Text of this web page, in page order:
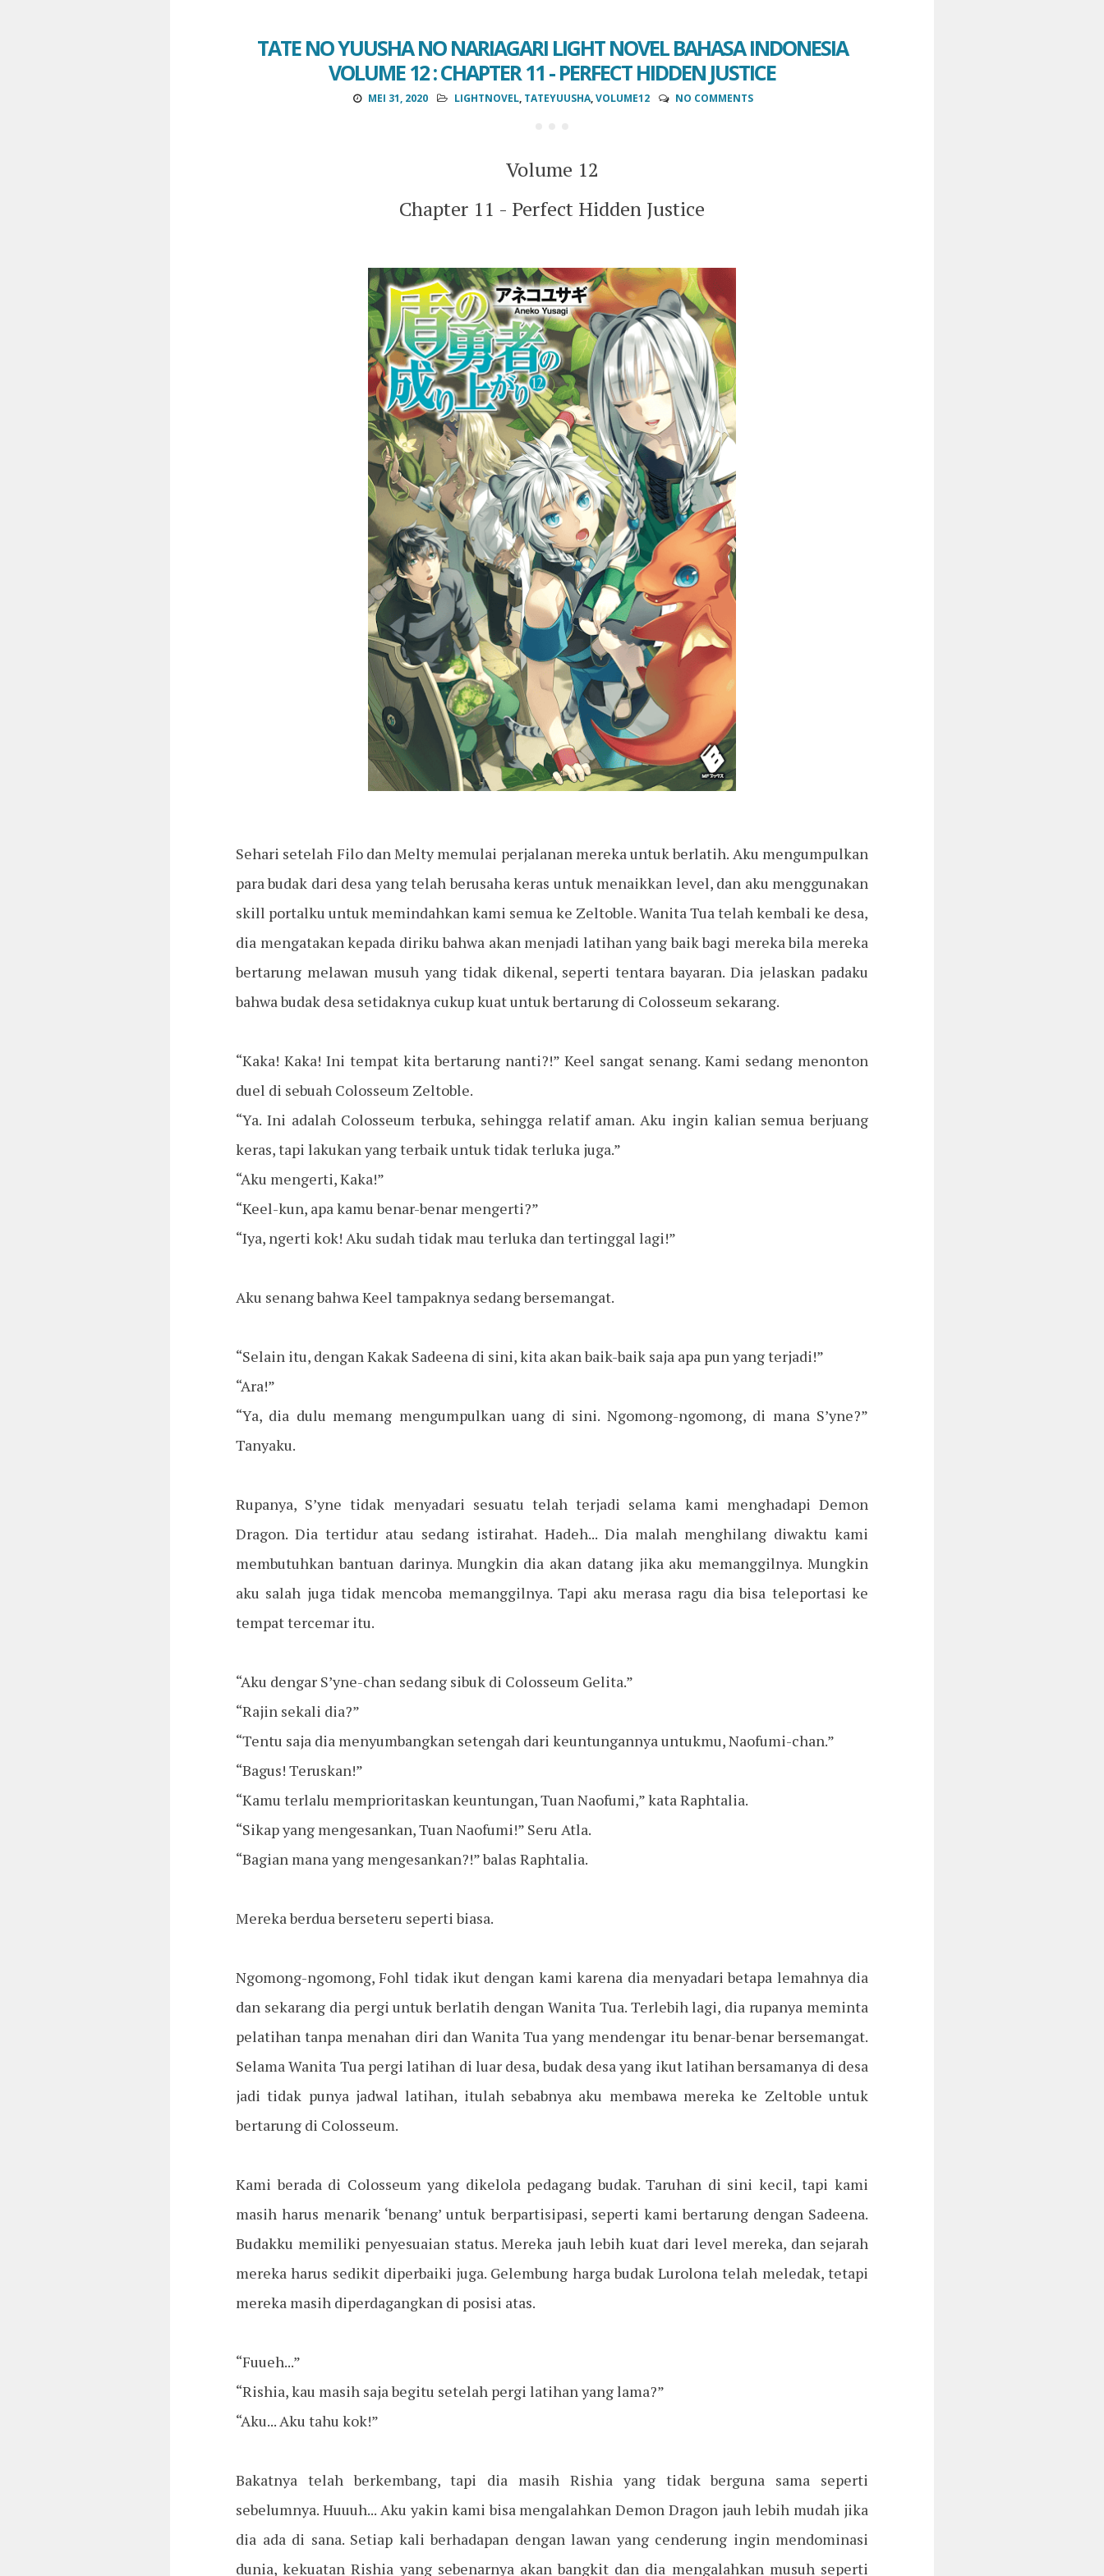
TATE NO YUUSHA NO NARIAGARI LIGHT NOVEL BAHASA INDONESIA
VOLUME 12 : CHAPTER 11 - PERFECT HIDDEN JUSTICE
MEI 31, 2020 LIGHTNOVEL, TATEYUUSHA,VOLUME12 NO COMMENTS
Volume 12
Chapter 11 - Perfect Hidden Justice
Sehari setelah Filo dan Melty memulai perjalanan mereka untuk berlatih. Aku mengumpulkan
para budak dari desa yang telah berusaha keras untuk menaikkan level, dan aku menggunakan
skill portalku untuk memindahkan kami semua ke Zeltoble. Wanita Tua telah kembali ke desa,
dia mengatakan kepada diriku bahwa akan menjadi latihan yang baik bagi mereka bila mereka
bertarung melawan musuh yang tidak dikenal, seperti tentara bayaran. Dia jelaskan padaku
bahwa budak desa setidaknya cukup kuat untuk bertarung di Colosseum sekarang.
“Kaka! Kaka! Ini tempat kita bertarung nanti?!” Keel sangat senang. Kami sedang menonton
duel di sebuah Colosseum Zeltoble.
“Ya. Ini adalah Colosseum terbuka, sehingga relatif aman. Aku ingin kalian semua berjuang
keras, tapi lakukan yang terbaik untuk tidak terluka juga.”
“Aku mengerti, Kaka!”
“Keel-kun, apa kamu benar-benar mengerti?”
“Iya, ngerti kok! Aku sudah tidak mau terluka dan tertinggal lagi!”
Aku senang bahwa Keel tampaknya sedang bersemangat.
“Selain itu, dengan Kakak Sadeena di sini, kita akan baik-baik saja apa pun yang terjadi!”
“Ara!”
“Ya, dia dulu memang mengumpulkan uang di sini. Ngomong-ngomong, di mana S’yne?”
Tanyaku.
Rupanya, S’yne tidak menyadari sesuatu telah terjadi selama kami menghadapi Demon
Dragon. Dia tertidur atau sedang istirahat. Hadeh... Dia malah menghilang diwaktu kami
membutuhkan bantuan darinya. Mungkin dia akan datang jika aku memanggilnya. Mungkin
aku salah juga tidak mencoba memanggilnya. Tapi aku merasa ragu dia bisa teleportasi ke
tempat tercemar itu.
“Aku dengar S’yne-chan sedang sibuk di Colosseum Gelita.”
“Rajin sekali dia?”
“Tentu saja dia menyumbangkan setengah dari keuntungannya untukmu, Naofumi-chan.”
“Bagus! Teruskan!”
“Kamu terlalu memprioritaskan keuntungan, Tuan Naofumi,” kata Raphtalia.
“Sikap yang mengesankan, Tuan Naofumi!” Seru Atla.
“Bagian mana yang mengesankan?!” balas Raphtalia.
Mereka berdua berseteru seperti biasa.
Ngomong-ngomong, Fohl tidak ikut dengan kami karena dia menyadari betapa lemahnya dia
dan sekarang dia pergi untuk berlatih dengan Wanita Tua. Terlebih lagi, dia rupanya meminta
pelatihan tanpa menahan diri dan Wanita Tua yang mendengar itu benar-benar bersemangat.
Selama Wanita Tua pergi latihan di luar desa, budak desa yang ikut latihan bersamanya di desa
jadi tidak punya jadwal latihan, itulah sebabnya aku membawa mereka ke Zeltoble untuk
bertarung di Colosseum.
Kami berada di Colosseum yang dikelola pedagang budak. Taruhan di sini kecil, tapi kami
masih harus menarik ‘benang’ untuk berpartisipasi, seperti kami bertarung dengan Sadeena.
Budakku memiliki penyesuaian status. Mereka jauh lebih kuat dari level mereka, dan sejarah
mereka harus sedikit diperbaiki juga. Gelembung harga budak Lurolona telah meledak, tetapi
mereka masih diperdagangkan di posisi atas.
“Fuueh...”
“Rishia, kau masih saja begitu setelah pergi latihan yang lama?”
“Aku... Aku tahu kok!”
Bakatnya telah berkembang, tapi dia masih Rishia yang tidak berguna sama seperti
sebelumnya. Huuuh... Aku yakin kami bisa mengalahkan Demon Dragon jauh lebih mudah jika
dia ada di sana. Setiap kali berhadapan dengan lawan yang cenderung ingin mendominasi
dunia, kekuatan Rishia yang sebenarnya akan bangkit dan dia mengalahkan musuh seperti